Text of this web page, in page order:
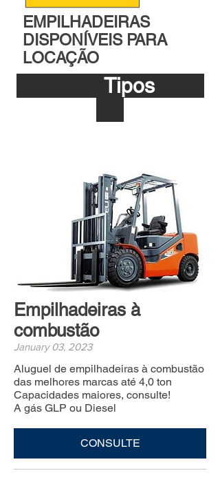
EMPILHADEIRAS
DISPONÍVEIS PARA
LOCAÇÃO
Tipos
Empilhadeiras à
combustão
January 03, 2023
Aluguel de empilhadeiras à combustão
das melhores marcas até 4,0 ton
Capacidades maiores, consulte!
A gás GLP ou Diesel
CONSULTE